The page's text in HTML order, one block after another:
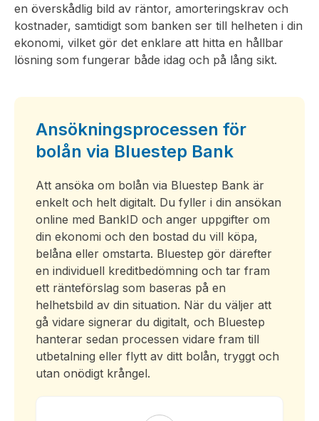
en överskådlig bild av räntor, amorteringskrav och
kostnader, samtidigt som banken ser till helheten i din
ekonomi, vilket gör det enklare att hitta en hållbar
lösning som fungerar både idag och på lång sikt.
Ansökningsprocessen för
bolån via Bluestep Bank
Att ansöka om bolån via Bluestep Bank är
enkelt och helt digitalt. Du fyller i din ansökan
online med BankID och anger uppgifter om
din ekonomi och den bostad du vill köpa,
belåna eller omstarta. Bluestep gör därefter
en individuell kreditbedömning och tar fram
ett ränteförslag som baseras på en
helhetsbild av din situation. När du väljer att
gå vidare signerar du digitalt, och Bluestep
hanterar sedan processen vidare fram till
utbetalning eller flytt av ditt bolån, tryggt och
utan onödigt krångel.